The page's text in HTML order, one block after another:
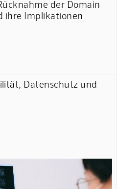
der Domain
ihre Implikationen
Datenschutz und